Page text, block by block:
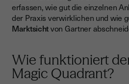
erfassen, wie gut die einzelnen
der Praxis verwirklichen und wie
Marktsichtvon Gartner
Wie funktioniert
Magic Quadrant?